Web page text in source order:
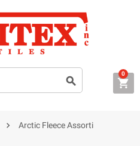
 
0
 Arctic Fleece Assorti